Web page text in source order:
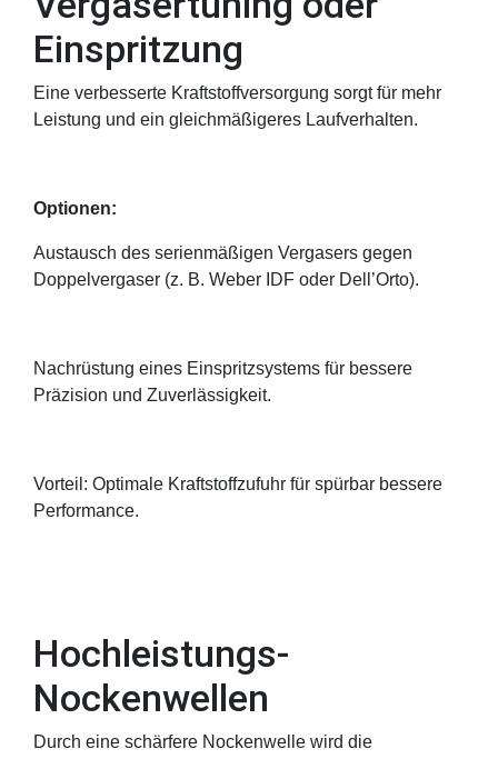
Einspritzung
Eine verbesserte Kraftstoffversorgung sorgt für mehr
Leistung und ein gleichmäßigeres Laufverhalten.
Optionen:
Austausch des serienmäßigen Vergasers gegen
Doppelvergaser (z. B. Weber IDF oder Dell’Orto).
Nachrüstung eines Einspritzsystems für bessere
Präzision und Zuverlässigkeit.
Vorteil: Optimale Kraftstoffzufuhr für spürbar bessere
Performance.
Hochleistungs-
Nockenwellen
Durch eine schärfere Nockenwelle wird die